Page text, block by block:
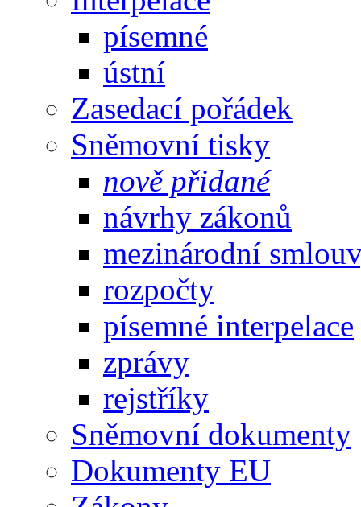
písemné
ústní
Zasedací pořádek
Sněmovní tisky
nově přidané
návrhy zákonů
mezinárodní
rozpočty
písemné interpelace
zprávy
rejstříky
Sněmovní dokumenty
Dokumenty EU